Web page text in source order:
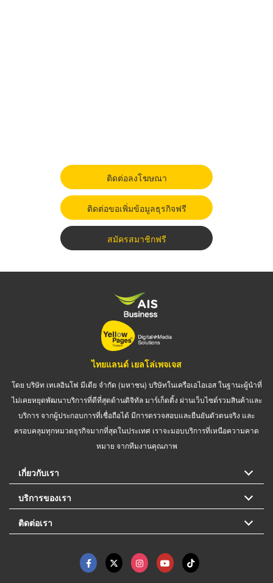
ติดต่อลงโฆษณา
ติดต่อขอเพิ่มข้อมูลธุรกิจฟรี
สมัครสมาชิกฟรี
ไทยแลนด์ เยลโล่เพจเจส
โดย บริษัท เทเลอินโฟ มีเดีย จำกัด (มหาชน) บริษัทในเครือเอไอเอส ในฐานะผู้นำที่
ไม่เคยหยุดพัฒนาบริการที่ดีที่สุดด้านดิจิทัล มาร์เก็ตติ้ง ผ่านเว็บไซต์รวมสินค้าและ
บริการ จากผู้ประกอบการที่เชื่อถือได้ มีการตรวจสอบและยืนยันตัวตนจริง และ
ครอบคลุมทุกหมวดธุรกิจมากที่สุดในประเทศ เราจะมอบบริการที่เหนือความคาด
หมาย จากทีมงานคุณภาพ
เกี่ยวกับเรา
บริการของเรา
ติดต่อเรา